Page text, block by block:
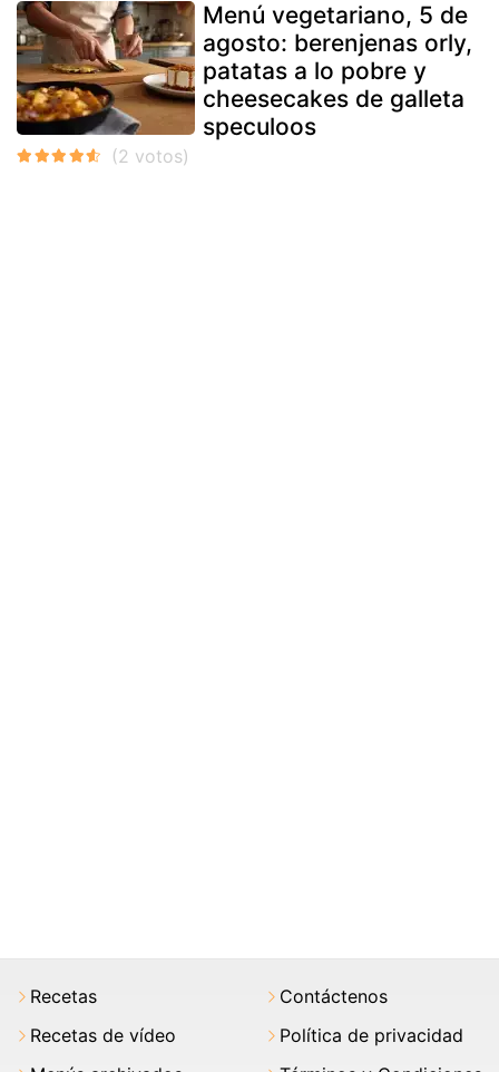
Menú vegetariano, 5 de
agosto: berenjenas orly,
patatas a lo pobre y
cheesecakes de galleta
speculoos
Recetas
Recetas de vídeo
Contáctenos
Política de privacidad